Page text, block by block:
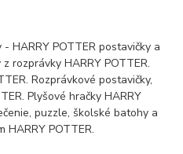
HARRY POTTER postavičky a
rozprávky HARRY POTTER.
Rozprávkové postavičky,
Plyšové hračky HARRY
puzzle, školské batohy a
HARRY POTTER.